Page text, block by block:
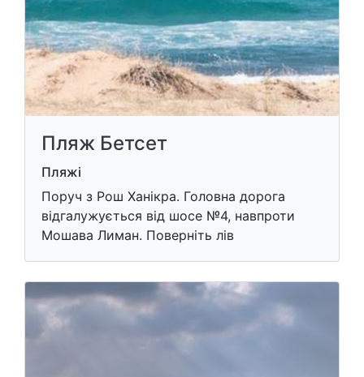
Пляж Бетсет
Пляжі
Поруч з Рош Ханікра. Головна дорога
відгалужується від шосе №4, навпроти
Мошава Лиман. Поверніть лів